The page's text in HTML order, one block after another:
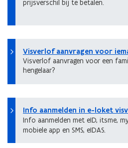
prijsverschil bij te betalen.
Visverlof aanvragen voor
Visverlof aanvragen voor een
hengelaar?
Info aanmelden in e-loket
Info aanmelden met eID, itsme,
mobiele app en SMS, eIDAS.